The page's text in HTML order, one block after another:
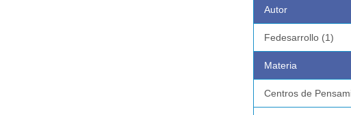
Autor
Fedesarrollo (1)
Materia
Centros de